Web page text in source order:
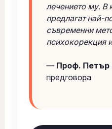
лечението му. В
предлагат най-
съвременни
психокорекция
— Проф. Петър
предговора